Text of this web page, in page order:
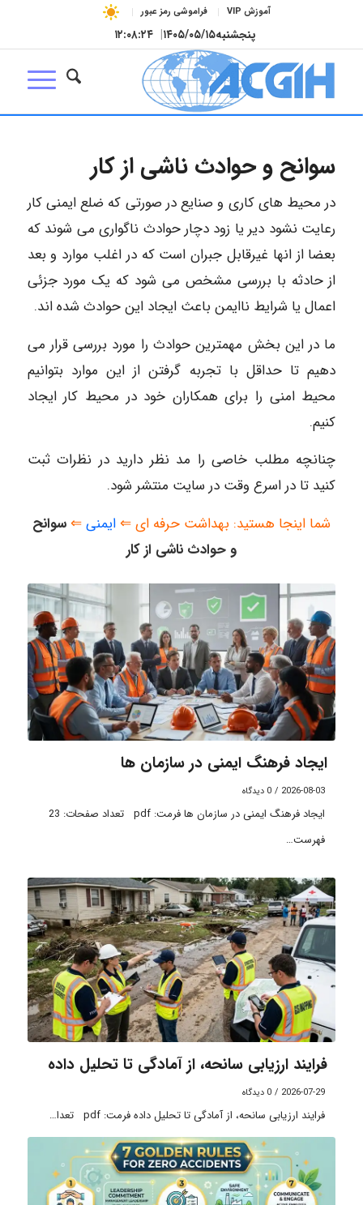
آموزش VIP فراموشی رمز عبور
پنجشنبه۱۴۰۵/۰۵/۱۵| ۱۲:۰۸:۲۵
سوانح و حوادث ناشی از کار
در محیط های کاری و صنایع در صورتی که ضلع ایمنی کار
رعایت نشود دیر یا زود دچار حوادث ناگواری می شوند که
بعضا از انها غیرقابل جبران است که در اغلب موارد و بعد
از حادثه با بررسی مشخص می شود که یک مورد جزئی
اعمال یا شرایط ناایمن باعث ایجاد این حوادث شده اند.
ما در این بخش مهمترین حوادث را مورد بررسی قرار می
دهیم تا حداقل با تجربه گرفتن از این موارد بتوانیم
محیط امنی را برای همکاران خود در محیط کار ایجاد
کنیم.
چنانچه مطلب خاصی را مد نظر دارید در نظرات ثبت
کنید تا در اسرع وقت در سایت منتشر شود.
شما اینجا هستید: بهداشت حرفه ای ⇐ایمنی⇐سوانح
و حوادث ناشی از کار
ایجاد فرهنگ ایمنی در سازمان ها
2026-08-03
/ 0 دیدگاه
ایجاد فرهنگ ایمنی در سازمان ها فرمت: pdf تعداد صفحات: 23
فهرست…
فرایند ارزیابی سانحه، از آمادگی تا تحلیل داده
2026-07-29
/ 0 دیدگاه
فرایند ارزیابی سانحه، از آمادگی تا تحلیل داده فرمت: pdf تعدا…